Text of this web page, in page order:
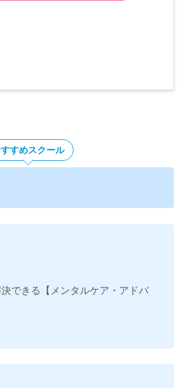
すめスクール
できる
【メンタルケア・アドバ